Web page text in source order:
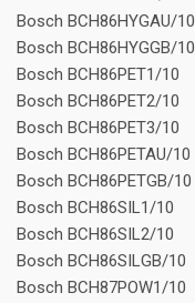
Bosch BCH86HYGAU/10
Bosch BCH86HYGGB/10
Bosch BCH86PET1/10
Bosch BCH86PET2/10
Bosch BCH86PET3/10
Bosch BCH86PETAU/10
Bosch BCH86PETGB/10
Bosch BCH86SIL1/10
Bosch BCH86SIL2/10
Bosch BCH86SILGB/10
Bosch BCH87POW1/10